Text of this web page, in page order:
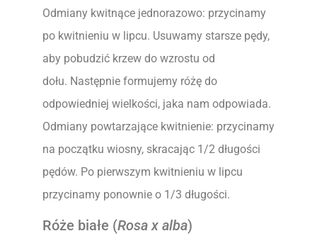
Odmiany kwitnące jednorazowo: przycinamy
po kwitnieniu w lipcu. Usuwamy starsze pędy,
aby pobudzić krzew do wzrostu od
dołu. Następnie formujemy różę do
odpowiedniej wielkości, jaka nam odpowiada.
Odmiany powtarzające kwitnienie: przycinamy
na początku wiosny, skracając 1/2 długości
pędów. Po pierwszym kwitnieniu w lipcu
przycinamy ponownie o 1/3 długości.
Róże białe (Rosa x alba)